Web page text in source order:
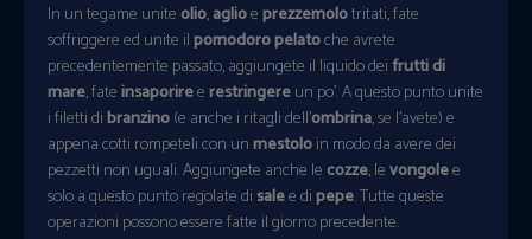
In un tegame uniteolio,aglioeprezzemolotritati, fate
soffriggere ed unite ilpomodoro pelatoche avrete
precedentemente passato, aggiungete il liquido deifrutti di
mare, fateinsaporireerestringereun po’. A questo punto unite
i filetti dibranzino(e anche i ritagli dell’ombrina, se l’avete) e
appena cotti rompeteli con unmestoloin modo da avere dei
pezzetti non uguali. Aggiungete anche lecozze, levongolee
solo a questo punto regolate disalee dipepe. Tutte queste
operazioni possono essere fatte il giorno precedente.